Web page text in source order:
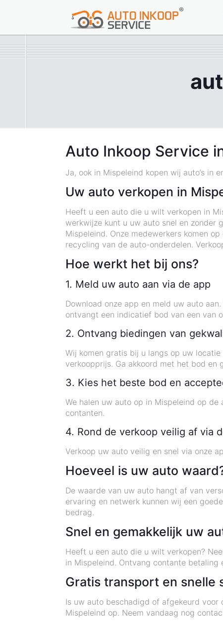
Auto Inkoop Service
Ja, ook in Mispeleind kopen wij auto’s in
Uw auto verkopen in
Heeft u een auto die u wilt verkopen in
werkwijze kunt u uw auto snel en zonder
Mispeleind. Onze medewerkers komen
recycling van de auto-onderdelen.
Hoe werkt het bij ons?
1. Meld uw auto aan via de app
Download onze app en meld uw auto
ontvangt een indicatief bod van een van
2. Ontvang biedingen van
Wij komen gratis bij u langs op uw
verkoopprijs. Ga akkoord met het bod en
3. Kies het beste bod en
We halen uw auto op in Mispeleind op
contanten.
4. Rond de verkoop veilig af via
Verkoop uw auto veilig en snel via onze
Hoeveel is uw auto
De waarde van uw auto hangt af van
ervaring en netwerk kunnen wij een
bedrag.
Snel en gemakkelijk uw
Heeft u een auto die u wilt verkopen?
in Mispeleind. Ontvang contante
Gratis transport en snelle
Is uw auto beschadigd of afgekeurd voor
Mispeleind op. Neem vandaag nog